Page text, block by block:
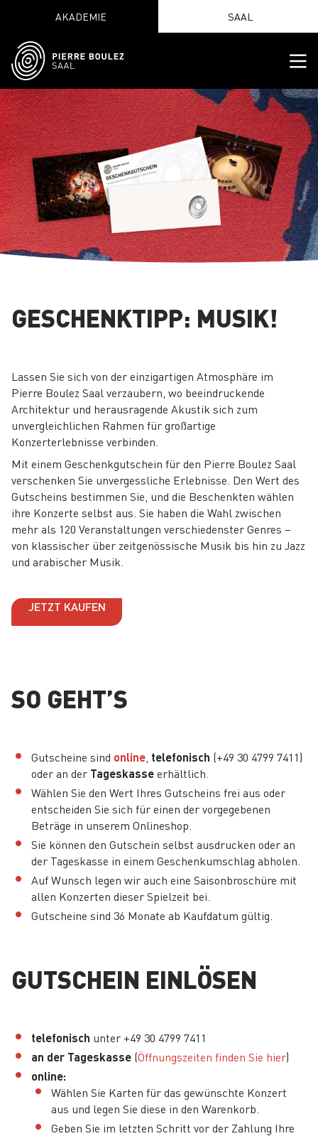
AKADEMIE SAAL
GESCHENKTIPP: MUSIK!
Lassen Sie sich von der einzigartigen Atmosphäre im
Pierre Boulez Saal verzaubern, wo beeindruckende
Architektur und herausragende Akustik sich zum
unvergleichlichen Rahmen für großartige
Konzerterlebnisse verbinden.
Mit einem Geschenkgutschein für den Pierre Boulez Saal
verschenken Sie unvergessliche Erlebnisse. Den Wert des
Gutscheins bestimmen Sie, und die Beschenkten wählen
ihre Konzerte selbst aus. Sie haben die Wahl zwischen
mehr als 120 Veranstaltungen verschiedenster Genres –
von klassischer über zeitgenössische Musik bis hin zu Jazz
und arabischer Musik.
JETZT KAUFEN
SO GEHT’S
Gutscheine sind online telefonisch (+49 30 4799 7411)
oder an der Tageskasseerhältlich.
Wählen Sie den Wert Ihres Gutscheins frei aus oder
entscheiden Sie sich für einen der vorgegebenen
Beträge in unserem Onlineshop.
Sie können den Gutschein selbst ausdrucken oder an
der Tageskasse in einem Geschenkumschlag abholen.
Auf Wunsch legen wir auch eine Saisonbroschüre mit
allen Konzerten dieser Spielzeit bei.
Gutscheine sind 36 Monate ab Kaufdatum gültig.
GUTSCHEIN EINLÖSEN
telefonisch unter +49 30 4799 7411
an der Tageskasse (Öffnungszeiten finden Sie hier)
online:
Wählen Sie Karten für das gewünschte Konzert
aus und legen Sie diese in den Warenkorb.
Geben Sie im letzten Schritt vor der Zahlung Ihre